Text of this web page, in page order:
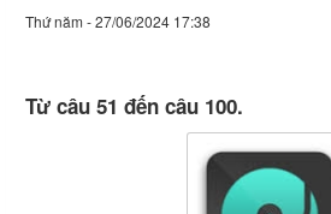
Thứ năm - 27/06/2024 17:38
Từ câu 51 đến câu 100.